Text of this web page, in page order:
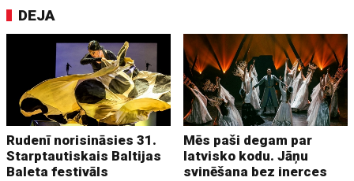
DEJA
Rudenī norisināsies 31.
Starptautiskais Baltijas
Baleta festivāls
Mēs paši degam par
latvisko kodu. Jāņu
svinēšana bez inerces